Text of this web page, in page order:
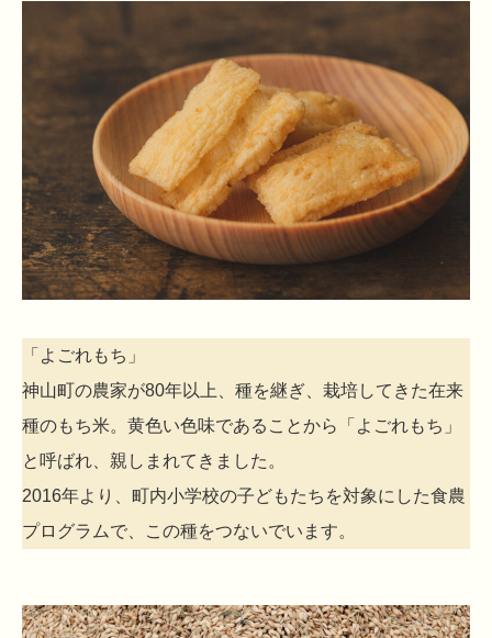
「よごれもち」
神山町の農家が80年以上、種を継ぎ、栽培してきた在来
種のもち米。黄色い色味であることから「よごれもち」
と呼ばれ、親しまれてきました。
2016年より、町内小学校の子どもたちを対象にした食農
プログラムで、この種をつないでいます。